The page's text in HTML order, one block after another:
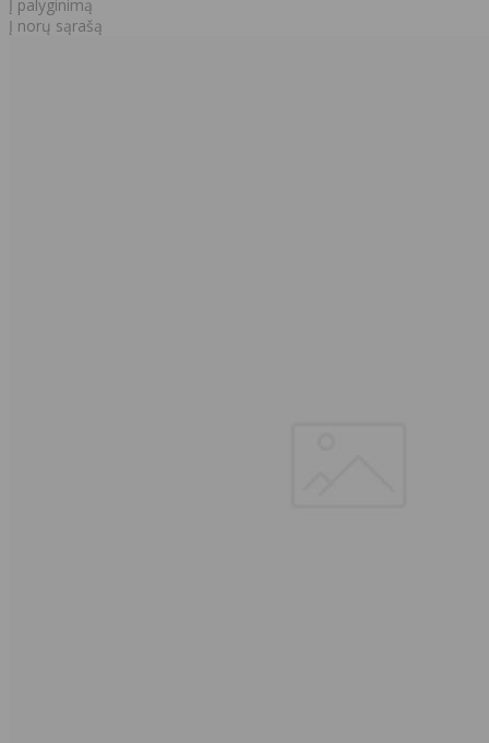
Į palyginimą
Į norų sąrašą